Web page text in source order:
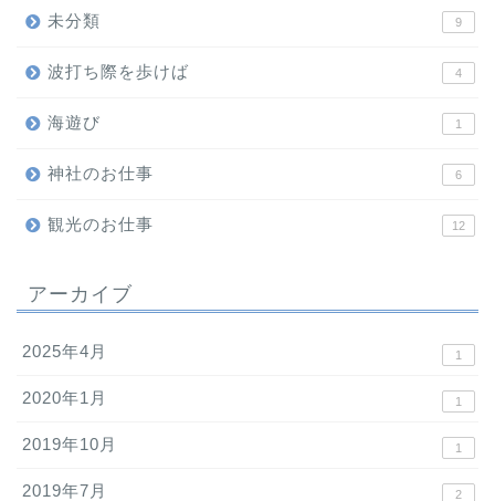
未分類 9
波打ち際を歩けば 4
海遊び 1
神社のお仕事 6
観光のお仕事 12
アーカイブ
2025年4月 1
2020年1月 1
2019年10月 1
2019年7月 2